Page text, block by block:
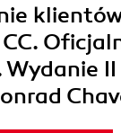
Wydanie